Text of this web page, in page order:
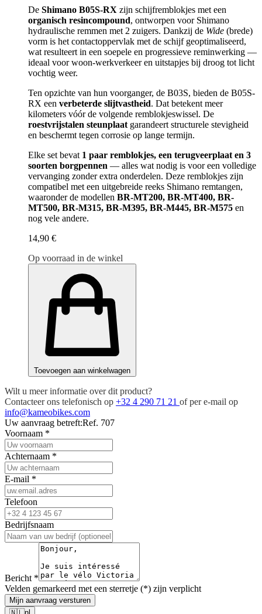
De Shimano B05S-RX zijn schijfremblokjes met een
organisch resincompound, ontworpen voor Shimano
hydraulische remmen met 2 zuigers. Dankzij de Wide (brede)
vorm is het contactoppervlak met de schijf geoptimaliseerd,
wat resulteert in een soepele en progressieve reminwerking —
ideaal voor woon-werkverkeer en uitstapjes bij droog tot licht
vochtig weer.
Ten opzichte van hun voorganger, de B03S, bieden de B05S-
RX een verbeterde slijtvastheid. Dat betekent meer
kilometers vóór de volgende remblokjeswissel. De
roestvrijstalen steunplaat garandeert structurele stevigheid
en beschermt tegen corrosie op lange termijn.
Elke set bevat 1 paar remblokjes, een terugveerplaat en 3
soorten borgpennen — alles wat nodig is voor een volledige
vervanging zonder extra onderdelen. Deze remblokjes zijn
compatibel met een uitgebreide reeks Shimano remtangen,
waaronder de modellen BR-MT200, BR-MT400, BR-
MT500, BR-M315, BR-M395, BR-M445, BR-M575 en
nog vele andere.
14,90 €
Op voorraad in de winkel
Toevoegen aan winkelwagen
Wilt u meer informatie over dit product?
Contacteer ons telefonisch op +32 4 290 71 21 of per e-mail op
info@kameobikes.com
Uw aanvraag betreft:Ref. 707
Voornaam *
Achternaam *
E-mail *
Telefoon
Bedrijfsnaam
Bericht *
Velden gemarkeerd met een sterretje (*) zijn verplicht
Mijn aanvraag versturen